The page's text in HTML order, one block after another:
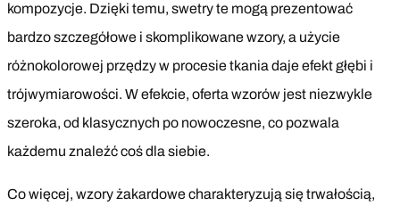
kompozycje. Dzięki temu, swetry te mogą prezentować
bardzo szczegółowe i skomplikowane wzory, a użycie
różnokolorowej przędzy w procesie tkania daje efekt głębi i
trójwymiarowości. W efekcie, oferta wzorów jest niezwykle
szeroka, od klasycznych po nowoczesne, co pozwala
każdemu znaleźć coś dla siebie.
Co więcej, wzory żakardowe charakteryzują się trwałością,